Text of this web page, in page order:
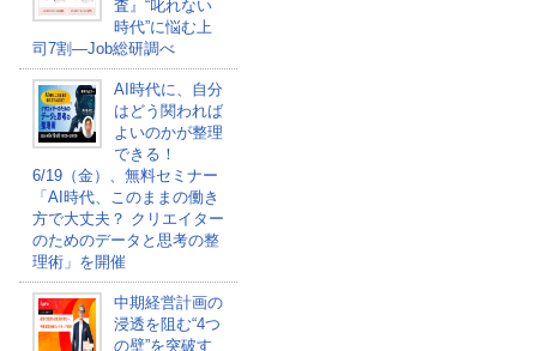
査』“叱れない
時代”に悩む上
司7割―Job総研調べ
AI時代に、自分
はどう関われば
よいのかが整理
できる！
6/19（金）、無料セミナー
「AI時代、このままの働き
方で大丈夫？ クリエイター
のためのデータと思考の整
理術」を開催
中期経営計画の
浸透を阻む“4つ
の壁”を突破す